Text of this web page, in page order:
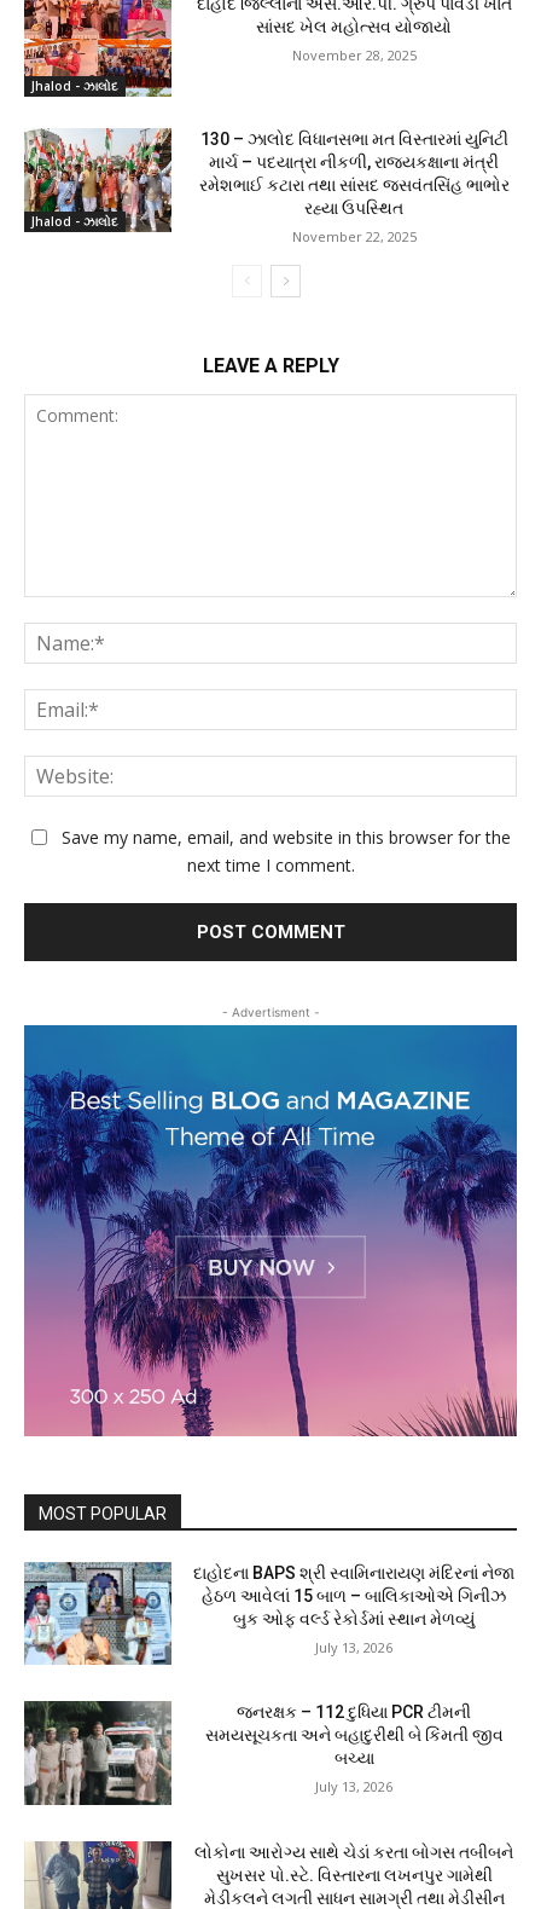
Jhalod - ઝાલોદ
દાહોદ જિલ્લાનાં એસ.આર.પી. ગ્રુપ પાવડી ખાતે
સાંસદ ખેલ મહોત્સવ યોજાયો
November 28, 2025
Jhalod - ઝાલોદ
130 – ઝાલોદ વિધાનસભા મત વિસ્તારમાં યુનિટી
માર્ચ – પદયાત્રા નીકળી, રાજ્યકક્ષાના મંત્રી
રમેશભાઈ કટારા તથા સાંસદ જસવંતસિંહ ભાભોર
રહ્યા ઉપસ્થિત
November 22, 2025
LEAVE A REPLY
Save my name, email, and website in this browser for the
next time I comment.
- Advertisment -
MOST POPULAR
દાહોદના BAPS શ્રી સ્વામિનારાયણ મંદિરનાં નેજા
હેઠળ આવેલાં 15 બાળ – બાલિકાઓએ ગિનીઝ
બુક ઓફ વર્લ્ડ રેકોર્ડમાં સ્થાન મેળવ્યું
July 13, 2026
જનરક્ષક – 112 દુધિયા PCR ટીમની
સમયસૂચકતા અને બહાદુરીથી બે કિંમતી જીવ
બચ્યા
July 13, 2026
લોકોના આરોગ્ય સાથે ચેડાં કરતા બોગસ તબીબને
સુખસર પો.સ્ટે. વિસ્તારના લખનપુર ગામેથી
મેડીકલને લગતી સાધન સામગ્રી તથા મેડીસીન